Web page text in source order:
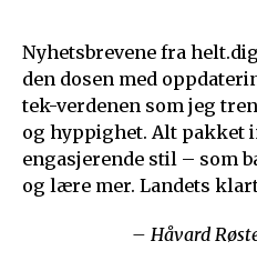
Nyhetsbrevene fra
den dosen med
tek-verdenen som jeg
og hyppighet. Alt pakket
engasjerende stil – som
og lære mer. Landets
– Håvard